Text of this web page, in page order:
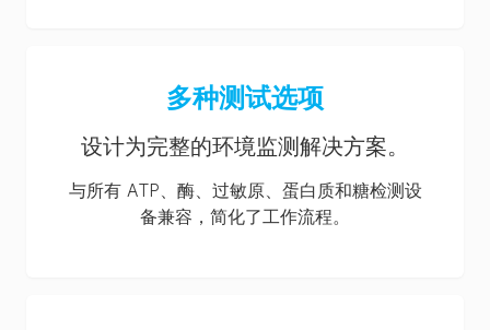
多种测试选项
设计为完整的环境监测解决方案。
与所有 ATP、酶、过敏原、蛋白质和糖检测设
备兼容，简化了工作流程。